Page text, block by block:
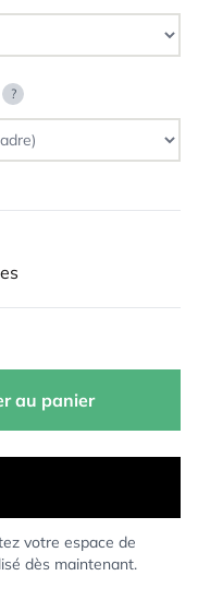
?
au panier
votre espace de
dès maintenant.